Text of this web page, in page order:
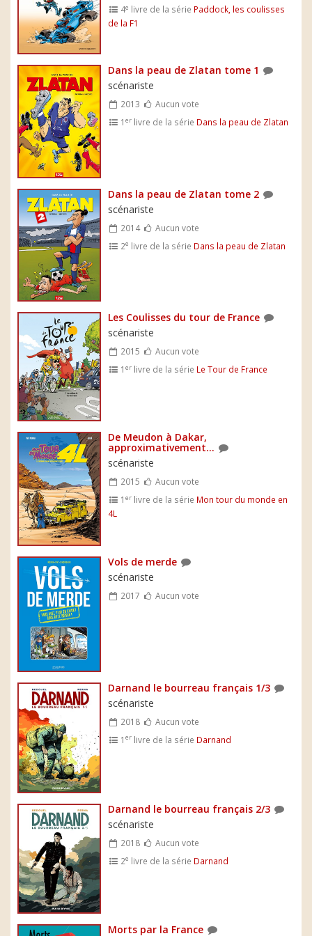
4e livre de la série Paddock, les coulisses
de la F1
Dans la peau de Zlatan tome 1
scénariste
2013
Aucun vote
1er livre de la série Dans la peau de Zlatan
Dans la peau de Zlatan tome 2
scénariste
2014
Aucun vote
2e livre de la série Dans la peau de Zlatan
Les Coulisses du tour de France
scénariste
2015
Aucun vote
1er livre de la série Le Tour de France
De Meudon à Dakar,
approximativement...
scénariste
2015
Aucun vote
1er livre de la série Mon tour du monde en
4L
Vols de merde
scénariste
2017 Aucun vote
Darnand le bourreau français 1/3
scénariste
2018
Aucun vote
1er livre de la série Darnand
Darnand le bourreau français 2/3
scénariste
2018
Aucun vote
2e livre de la série Darnand
Morts par la France